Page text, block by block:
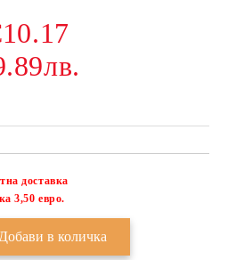
доставка
3,50 евро.